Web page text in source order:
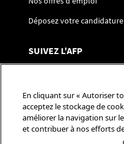
Déposez votre
SUIVEZ L'AFP
Nous contacter
Réseaux sociaux
En cliquant sur « Autoriser
acceptez le stockage de
améliorer la navigation sur
et contribuer à nos efforts